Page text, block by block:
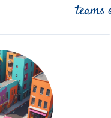
teams